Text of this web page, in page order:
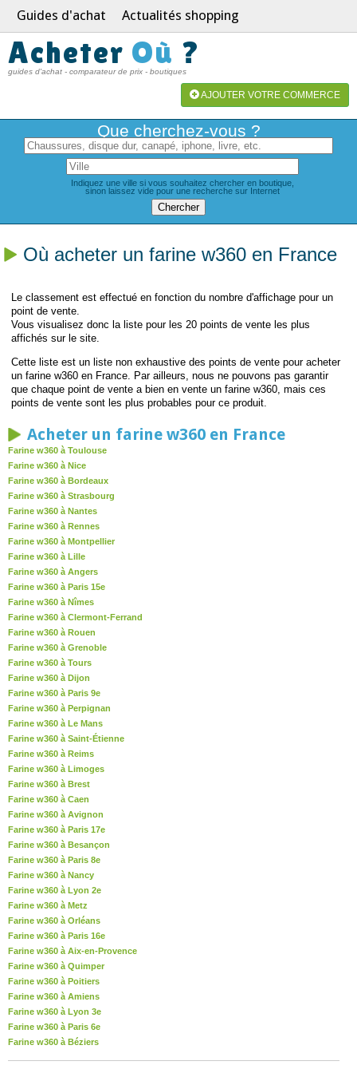
Guides d'achat Actualités shopping
Acheter Où ?
guides d'achat - comparateur de prix - boutiques
AJOUTER VOTRE COMMERCE
Que cherchez-vous ?
Indiquez une ville si vous souhaitez chercher en boutique,
sinon laissez vide pour une recherche sur Internet
Où acheter un farine w360 en France
Le classement est effectué en fonction du nombre d'affichage pour un
point de vente.
Vous visualisez donc la liste pour les 20 points de vente les plus
affichés sur le site.
Cette liste est un liste non exhaustive des points de vente pour acheter
un farine w360 en France. Par ailleurs, nous ne pouvons pas garantir
que chaque point de vente a bien en vente un farine w360, mais ces
points de vente sont les plus probables pour ce produit.
Acheter un farine w360 en France
Farine w360 à Toulouse
Farine w360 à Nice
Farine w360 à Bordeaux
Farine w360 à Strasbourg
Farine w360 à Nantes
Farine w360 à Rennes
Farine w360 à Montpellier
Farine w360 à Lille
Farine w360 à Angers
Farine w360 à Paris 15e
Farine w360 à Nîmes
Farine w360 à Clermont-Ferrand
Farine w360 à Rouen
Farine w360 à Grenoble
Farine w360 à Tours
Farine w360 à Dijon
Farine w360 à Paris 9e
Farine w360 à Perpignan
Farine w360 à Le Mans
Farine w360 à Saint-Étienne
Farine w360 à Reims
Farine w360 à Limoges
Farine w360 à Brest
Farine w360 à Caen
Farine w360 à Avignon
Farine w360 à Paris 17e
Farine w360 à Besançon
Farine w360 à Paris 8e
Farine w360 à Nancy
Farine w360 à Lyon 2e
Farine w360 à Metz
Farine w360 à Orléans
Farine w360 à Paris 16e
Farine w360 à Aix-en-Provence
Farine w360 à Quimper
Farine w360 à Poitiers
Farine w360 à Amiens
Farine w360 à Lyon 3e
Farine w360 à Paris 6e
Farine w360 à Béziers